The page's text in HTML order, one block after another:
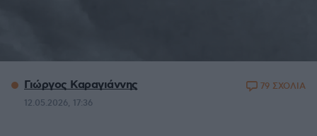
Γιώργος Καραγιάννης
12.05.2026, 17:36
79 ΣΧΟΛΙΑ